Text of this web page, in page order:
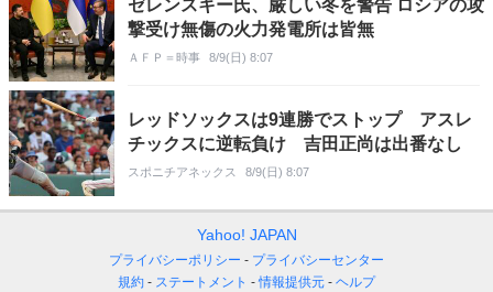
ゼレンスキー氏、厳しい冬を警告 ロシアの攻
撃受け無傷の火力発電所は皆無
ＡＦＰ＝時事 8/9(日) 8:07
レッドソックスは9連勝でストップ アスレ
チックスに逆転負け 吉田正尚は出番なし
スポニチアネックス 8/9(日) 8:07
Yahoo! JAPAN
プライバシーポリシー
プライバシーセンター
規約
ステートメント 情報提供元 ヘルプ